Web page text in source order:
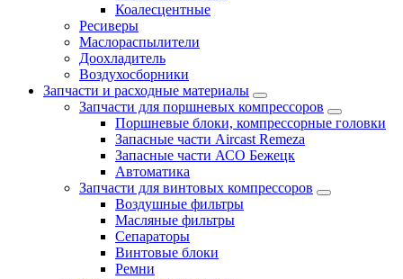
Коалесцентные
Ресиверы
Маслораспылители
Доохладитель
Воздухосборники
Запчасти и расходные материалы
Запчасти для поршневых компрессоров
Поршневые блоки, компрессорные головки
Запасные части Aircast Remeza
Запасные части АСО Бежецк
Автоматика
Запчасти для винтовых компрессоров
Воздушные фильтры
Масляные фильтры
Сепараторы
Винтовые блоки
Ремни